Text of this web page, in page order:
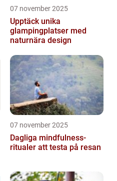
07 november 2025
Upptäck unika
glampingplatser med
naturnära design
07 november 2025
Dagliga mindfulness-
ritualer att testa på resan